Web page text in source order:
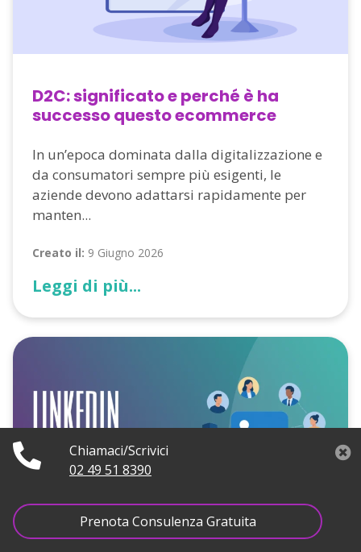
D2C: significato e perché è ha
successo questo ecommerce
In un’epoca dominata dalla digitalizzazione e
da consumatori sempre più esigenti, le
aziende devono adattarsi rapidamente per
manten...
Creato il: 9 Giugno 2026
Leggi di più...
Chiamaci/Scrivici
02 49 51 8390
Prenota Consulenza Gratuita